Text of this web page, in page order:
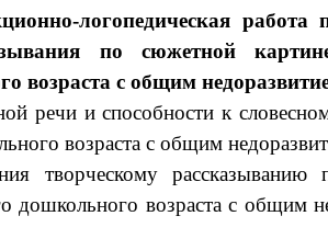
логопедическая работа
по сюжетной
возраста с общим
речи и способности к
возраста с общим
творческому рассказыванию
дошкольного возраста с общим